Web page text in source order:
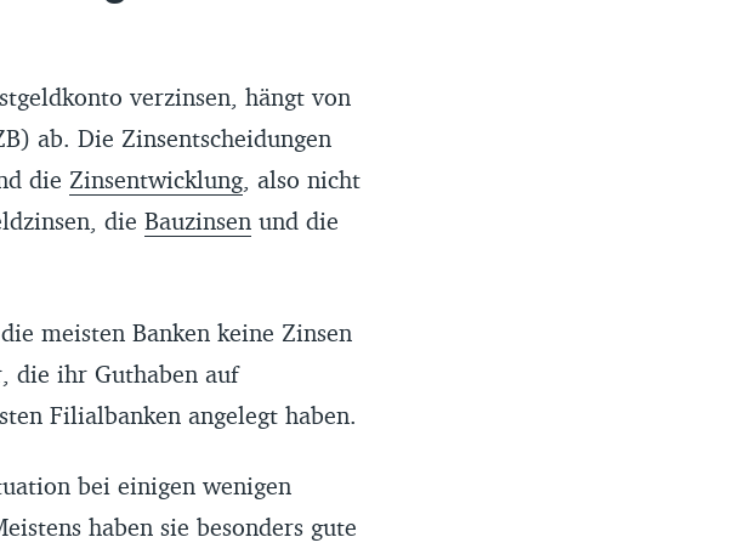
und seit mindestens zwei
für Kunden in
auf einen vollständigen
die Richtigkeit und Aktualität der
fehlerhaften Daten oder durch
verzinsen, hängt von
ab. Die Zinsentscheidungen
die Zinsentwicklung, also nicht
die Bauzinsenund die
meisten Banken keine Zinsen
die ihr Guthaben auf
Filialbanken angelegt haben.
bei einigen wenigen
haben sie besonders gute